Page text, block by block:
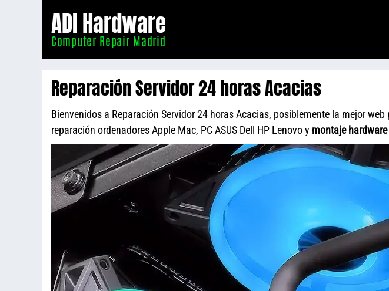
ADI Hardware
Computer Repair Madrid
Reparación Servidor 24 horas Acacias
Bienvenidos a Reparación Servidor 24 horas Acacias, posiblemente la mejor
reparación ordenadores Apple Mac, PC ASUS Dell HP Lenovo y montaje